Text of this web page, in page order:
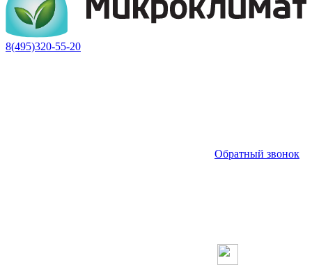
8(495)320-55-20
Обратный звонок